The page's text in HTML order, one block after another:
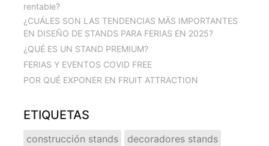
rentable?
¿CUÁLES SON LAS TENDENCIAS MÄS IMPORTANTES
EN DISEÑO DE STANDS PARA FERIAS EN 2025?
¿QUÉ ES UN STAND PREMIUM?
FERIAS Y EVENTOS COVID FREE
POR QUÉ EXPONER EN FRUIT ATTRACTION
ETIQUETAS
construcción stands
decoradores stands